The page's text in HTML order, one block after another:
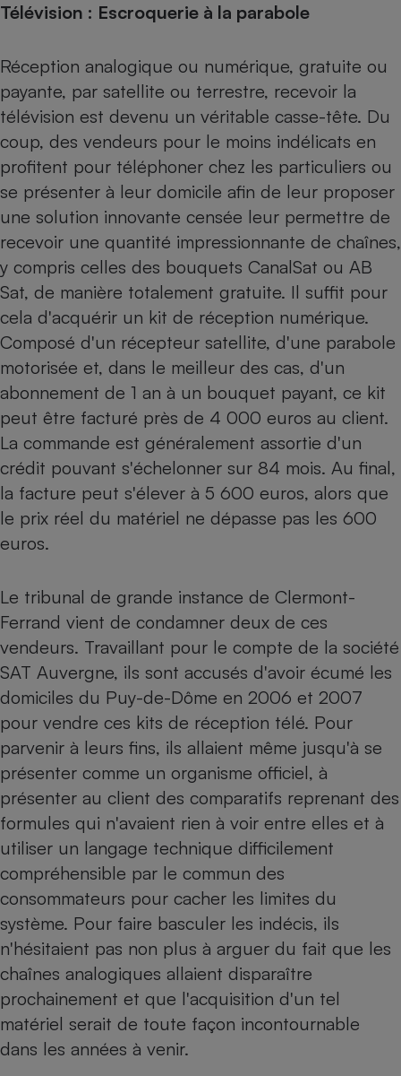
Télévision : Escroquerie à la parabole
Réception analogique ou numérique, gratuite ou
payante, par satellite ou terrestre, recevoir la
télévision est devenu un véritable casse-tête. Du
coup, des vendeurs pour le moins indélicats en
profitent pour téléphoner chez les particuliers ou
se présenter à leur domicile afin de leur proposer
une solution innovante censée leur permettre de
recevoir une quantité impressionnante de chaînes,
y compris celles des bouquets CanalSat ou AB
Sat, de manière totalement gratuite. Il suffit pour
cela d'acquérir un kit de réception numérique.
Composé d'un récepteur satellite, d'une parabole
motorisée et, dans le meilleur des cas, d'un
abonnement de 1 an à un bouquet payant, ce kit
peut être facturé près de 4 000 euros au client.
La commande est généralement assortie d'un
crédit pouvant s'échelonner sur 84 mois. Au final,
la facture peut s'élever à 5 600 euros, alors que
le prix réel du matériel ne dépasse pas les 600
euros.
Le tribunal de grande instance de Clermont-
Ferrand vient de condamner deux de ces
vendeurs. Travaillant pour le compte de la société
SAT Auvergne, ils sont accusés d'avoir écumé les
domiciles du Puy-de-Dôme en 2006 et 2007
pour vendre ces kits de réception télé. Pour
parvenir à leurs fins, ils allaient même jusqu'à se
présenter comme un organisme officiel, à
présenter au client des comparatifs reprenant des
formules qui n'avaient rien à voir entre elles et à
utiliser un langage technique difficilement
compréhensible par le commun des
consommateurs pour cacher les limites du
système. Pour faire basculer les indécis, ils
n'hésitaient pas non plus à arguer du fait que les
chaînes analogiques allaient disparaître
prochainement et que l'acquisition d'un tel
matériel serait de toute façon incontournable
dans les années à venir.